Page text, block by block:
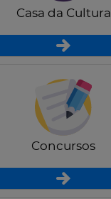
Casa da Cultura
Concursos